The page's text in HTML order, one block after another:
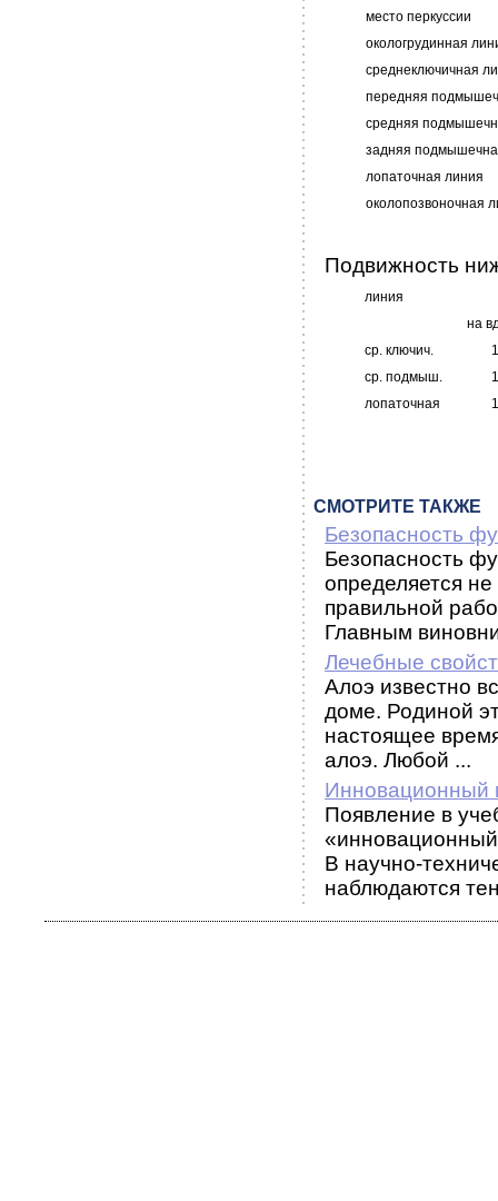
место перкуссии
окологрудинная
среднеключичная
передняя
средняя
задняя
лопаточная линия
околопозвоночная
Подвижность
линия
на
ср. ключич.
1
ср. подмыш.
1
лопаточная
1
СМОТРИТЕ ТАКЖЕ
Безопасность
Безопасность
определяется
правильной
Главным
Лечебные
Алоэ известно
доме. Родиной
настоящее
алоэ. Любой ...
Инновационный
Появление в
В научно-
наблюдаются